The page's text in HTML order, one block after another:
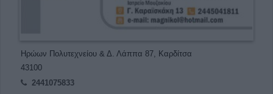
Ηρώων Πολυτεχνείου & Δ. Λάππα 87, Καρδίτσα
43100
2441075833